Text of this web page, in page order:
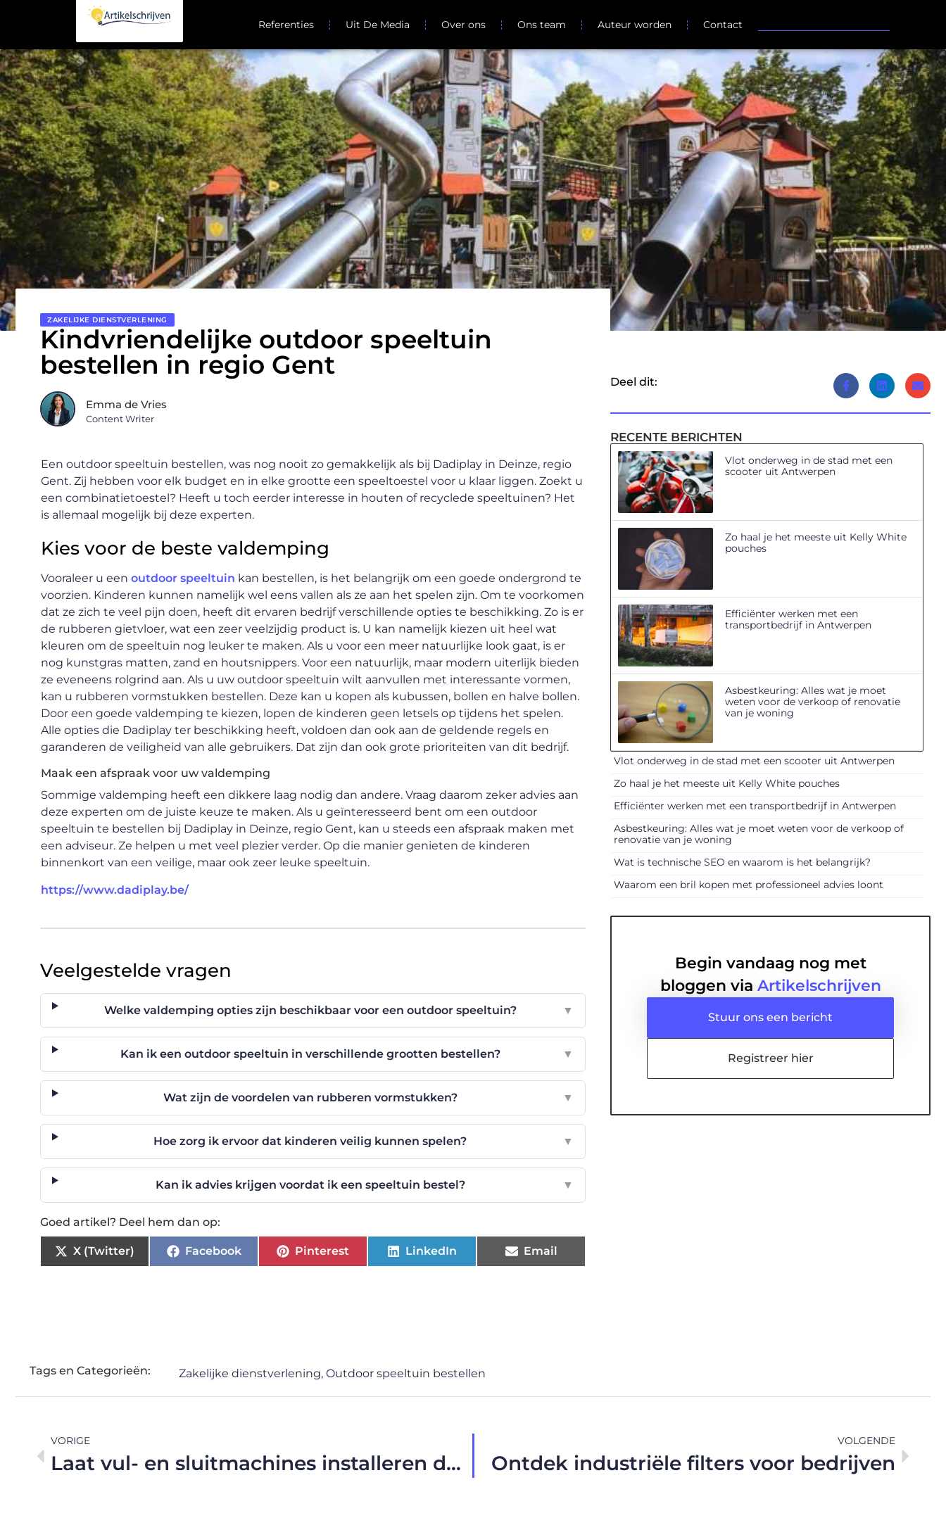
Referenties Uit De Media Over ons Ons team Auteur worden Contact
ZAKELIJKE DIENSTVERLENING
Kindvriendelijke outdoor speeltuin
bestellen in regio Gent
Emma de Vries
Content Writer
Een outdoor speeltuin bestellen, was nog nooit zo gemakkelijk als bij Dadiplay in Deinze, regio
Gent. Zij hebben voor elk budget en in elke grootte een speeltoestel voor u klaar liggen. Zoekt u
een combinatietoestel? Heeft u toch eerder interesse in houten of recyclede speeltuinen? Het
is allemaal mogelijk bij deze experten.
Kies voor de beste valdemping
Vooraleer u een outdoor speeltuin kan bestellen, is het belangrijk om een goede ondergrond te
voorzien. Kinderen kunnen namelijk wel eens vallen als ze aan het spelen zijn. Om te voorkomen
dat ze zich te veel pijn doen, heeft dit ervaren bedrijf verschillende opties te beschikking. Zo is er
de rubberen gietvloer, wat een zeer veelzijdig product is. U kan namelijk kiezen uit heel wat
kleuren om de speeltuin nog leuker te maken. Als u voor een meer natuurlijke look gaat, is er
nog kunstgras matten, zand en houtsnippers. Voor een natuurlijk, maar modern uiterlijk bieden
ze eveneens rolgrind aan. Als u uw outdoor speeltuin wilt aanvullen met interessante vormen,
kan u rubberen vormstukken bestellen. Deze kan u kopen als kubussen, bollen en halve bollen.
Door een goede valdemping te kiezen, lopen de kinderen geen letsels op tijdens het spelen.
Alle opties die Dadiplay ter beschikking heeft, voldoen dan ook aan de geldende regels en
garanderen de veiligheid van alle gebruikers. Dat zijn dan ook grote prioriteiten van dit bedrijf.
Maak een afspraak voor uw valdemping
Sommige valdemping heeft een dikkere laag nodig dan andere. Vraag daarom zeker advies aan
deze experten om de juiste keuze te maken. Als u geïnteresseerd bent om een outdoor
speeltuin te bestellen bij Dadiplay in Deinze, regio Gent, kan u steeds een afspraak maken met
een adviseur. Ze helpen u met veel plezier verder. Op die manier genieten de kinderen
binnenkort van een veilige, maar ook zeer leuke speeltuin.
https://www.dadiplay.be/
Veelgestelde vragen
Welke valdemping opties zijn beschikbaar voor een outdoor speeltuin? ▼
Kan ik een outdoor speeltuin in verschillende grootten bestellen? ▼
Wat zijn de voordelen van rubberen vormstukken? ▼
Hoe zorg ik ervoor dat kinderen veilig kunnen spelen? ▼
Kan ik advies krijgen voordat ik een speeltuin bestel? ▼
Goed artikel? Deel hem dan op:
X (Twitter) Facebook Pinterest LinkedIn Email
Deel dit:
RECENTE BERICHTEN
Vlot onderweg in de stad met een
scooter uit Antwerpen
Zo haal je het meeste uit Kelly White
pouches
Efficiënter werken met een
transportbedrijf in Antwerpen
Asbestkeuring: Alles wat je moet
weten voor de verkoop of renovatie
van je woning
Vlot onderweg in de stad met een scooter uit Antwerpen
Zo haal je het meeste uit Kelly White pouches
Efficiënter werken met een transportbedrijf in Antwerpen
Asbestkeuring: Alles wat je moet weten voor de verkoop of
renovatie van je woning
Wat is technische SEO en waarom is het belangrijk?
Waarom een bril kopen met professioneel advies loont
Begin vandaag nog met
bloggen via Artikelschrijven
Stuur ons een bericht
Registreer hier
Tags en Categorieën: Zakelijke dienstverlening, Outdoor speeltuin bestellen
VORIGE
Laat vul- en sluitmachines installeren door een bedrijf in Antwerpen
VOLGENDE
Ontdek industriële filters voor bedrijven